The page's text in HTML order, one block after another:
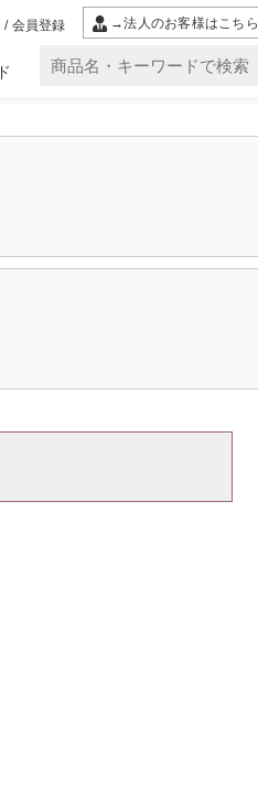
/ 会員登録 →法人のお客様はこちら